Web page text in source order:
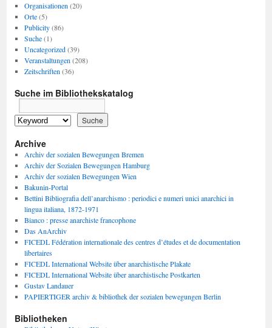
Organisationen (20)
Orte(5)
Publicity(86)
Suche(1)
Uncategorized(39)
Veranstaltungen (208)
Zeitschriften (36)
Suche im Bibliothekskatalog
Archive
Archiv der sozialen Bewegungen Bremen
Archiv der Sozialen Bewegungen Hamburg
Archiv der sozialen Bewegungen Wien
Bakunin-Portal
Bettini Bibliografia dell’anarchismo : periodici e numeri unici anarchici in
lingua italiana, 1872-1971
Bianco : presse anarchiste francophone
Das AnArchiv
FICEDL Fédération internationale des centres d’études et de documentation
libertaires
FICEDL International Website über anarchistische Plakate
FICEDL International Website über anarchistische Postkarten
Gustav Landauer
PAPIERTIGER archiv & bibliothek der sozialen bewegungen Berlin
Bibliotheken